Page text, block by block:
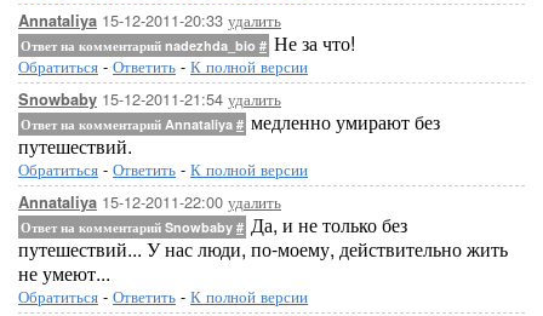
Annataliya 15-12-2011-20:33 удалить
Ответ на комментарий nadezhda_bio # Не за что!
Обратиться - Ответить - К полной версии
Snowbaby 15-12-2011-21:54 удалить
Ответ на комментарий Annataliya # медленно умирают без
путешествий.
Обратиться - Ответить - К полной версии
Annataliya 15-12-2011-22:00 удалить
Ответ на комментарий Snowbaby # Да, и не только без
путешествий... У нас люди, по-моему, действительно жить
не умеют...
Обратиться - Ответить - К полной версии